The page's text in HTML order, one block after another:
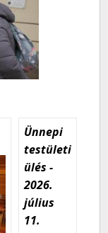
Ünnepi
testületi
ülés -
2026.
július
11.